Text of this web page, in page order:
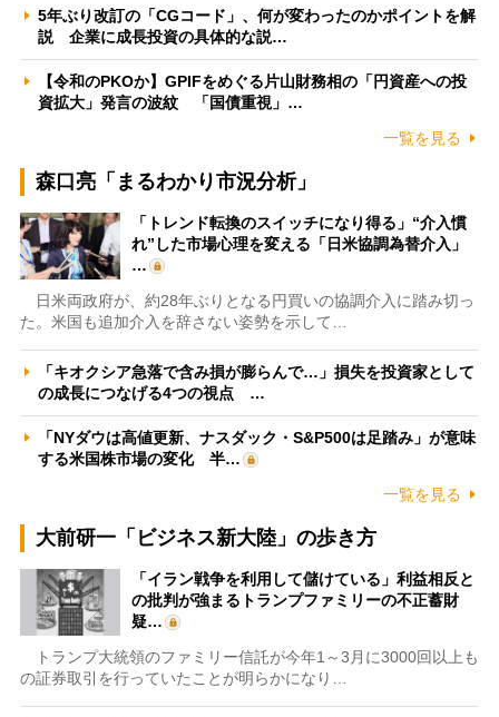
5年ぶり改訂の「CGコード」、何が変わったのかポイントを解
説 企業に成長投資の具体的な説…
【令和のPKOか】GPIFをめぐる片山財務相の「円資産への投
資拡大」発言の波紋 「国債重視」…
一覧を見る
森口亮「まるわかり市況分析」
「トレンド転換のスイッチになり得る」“介入慣
れ”した市場心理を変える「日米協調為替介入」
…
日米両政府が、約28年ぶりとなる円買いの協調介入に踏み切っ
た。米国も追加介入を辞さない姿勢を示して…
「キオクシア急落で含み損が膨らんで…」損失を投資家として
の成長につなげる4つの視点 …
「NYダウは高値更新、ナスダック・S&P500は足踏み」が意味
する米国株市場の変化 半…
一覧を見る
大前研一「ビジネス新大陸」の歩き方
「イラン戦争を利用して儲けている」利益相反と
の批判が強まるトランプファミリーの不正蓄財
疑…
トランプ大統領のファミリー信託が今年1～3月に3000回以上も
の証券取引を行っていたことが明らかになり…